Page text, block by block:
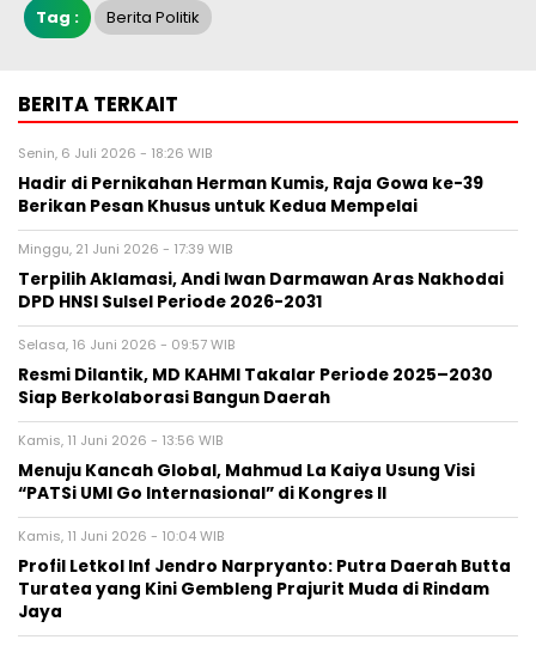
Tag : Berita Politik
BERITA TERKAIT
Senin, 6 Juli 2026 - 18:26 WIB
Hadir di Pernikahan Herman Kumis, Raja Gowa ke-39
Berikan Pesan Khusus untuk Kedua Mempelai
Minggu, 21 Juni 2026 - 17:39 WIB
Terpilih Aklamasi, Andi Iwan Darmawan Aras Nakhodai
DPD HNSI Sulsel Periode 2026-2031
Selasa, 16 Juni 2026 - 09:57 WIB
Resmi Dilantik, MD KAHMI Takalar Periode 2025–2030
Siap Berkolaborasi Bangun Daerah
Kamis, 11 Juni 2026 - 13:56 WIB
Menuju Kancah Global, Mahmud La Kaiya Usung Visi
“PATSi UMI Go Internasional” di Kongres II
Kamis, 11 Juni 2026 - 10:04 WIB
Profil Letkol Inf Jendro Narpryanto: Putra Daerah Butta
Turatea yang Kini Gembleng Prajurit Muda di Rindam
Jaya